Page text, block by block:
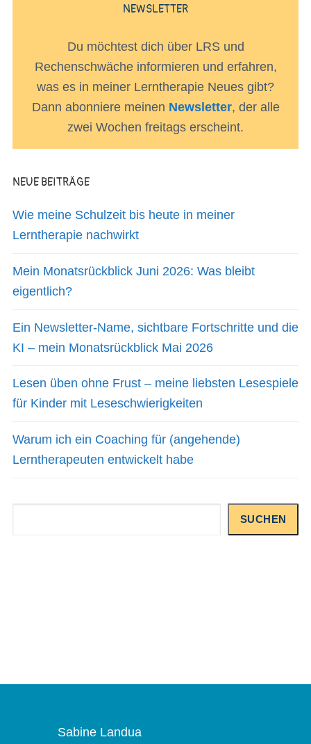
NEWSLETTER
Du möchtest dich über LRS und
Rechenschwäche informieren und erfahren,
was es in meiner Lerntherapie Neues gibt?
Dann abonniere meinen Newsletter, der alle
zwei Wochen freitags erscheint.
NEUE BEITRÄGE
Wie meine Schulzeit bis heute in meiner
Lerntherapie nachwirkt
Mein Monatsrückblick Juni 2026: Was bleibt
eigentlich?
Ein Newsletter-Name, sichtbare Fortschritte und die
KI – mein Monatsrückblick Mai 2026
Lesen üben ohne Frust – meine liebsten Lesespiele
für Kinder mit Leseschwierigkeiten
Warum ich ein Coaching für (angehende)
Lerntherapeuten entwickelt habe
SUCHEN
Sabine Landua